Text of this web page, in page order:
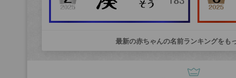
最新の赤ちゃんの名前ランキングをも